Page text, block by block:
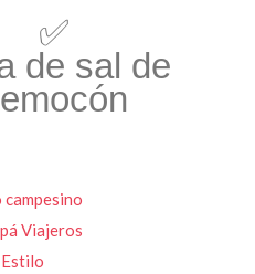
✅
de sal de